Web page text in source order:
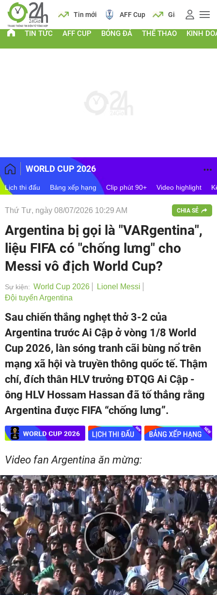
Lịch Tin mới AFF Cup Giá vàng
TIN TỨC AFF CUP BÓNG ĐÁ THỂ THAO KINH
WORLD CUP 2026
Lịch thi đấu Bảng xếp hạng Clip phút 90+ Video highlight
Thứ Tư, ngày 08/07/2026 10:29 AM CHIA SẺ
Argentina bị gọi là "VARgentina",
liệu FIFA có "chống lưng" cho
Messi vô địch World Cup?
Sự kiện: World Cup 2026
Lionel Messi
Đội tuyển Argentina
Sau chiến thắng nghẹt thở 3-2 của
Argentina trước Ai Cập ở vòng 1/8 World
Cup 2026, làn sóng tranh cãi bùng nổ trên
mạng xã hội và truyền thông quốc tế. Thậm
chí, đích thân HLV trưởng ĐTQG Ai Cập -
ông HLV Hossam Hassan đã tố thẳng rằng
Argentina được FIFA “chống lưng”.
Video fan Argentina ăn mừng:
Play